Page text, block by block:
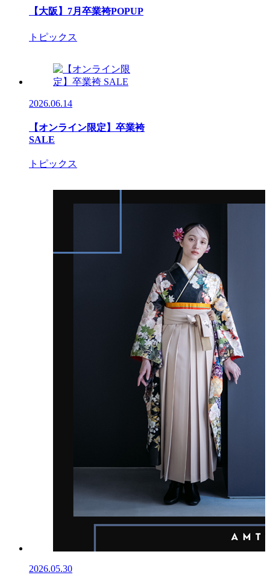
【大阪】7月卒業袴POPUP
トピックス
2026.06.14
【オンライン限定】卒業袴
SALE
トピックス
2026.05.30